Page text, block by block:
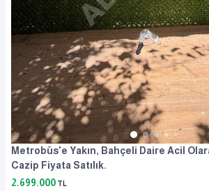
Metrobüs'e Yakın, Bahçeli Daire Acil
Cazip Fiyata Satılık.
2.699.000 TL